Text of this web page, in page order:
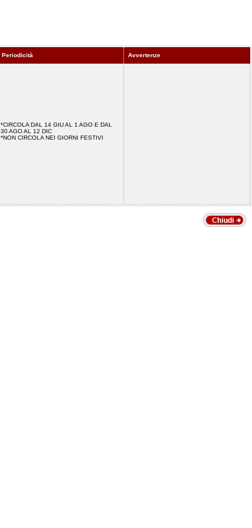
Periodicità Avvertenze
*CIRCOLA DAL 14 GIU AL 1 AGO E DAL
30 AGO AL 12 DIC
*NON CIRCOLA NEI GIORNI FESTIVI